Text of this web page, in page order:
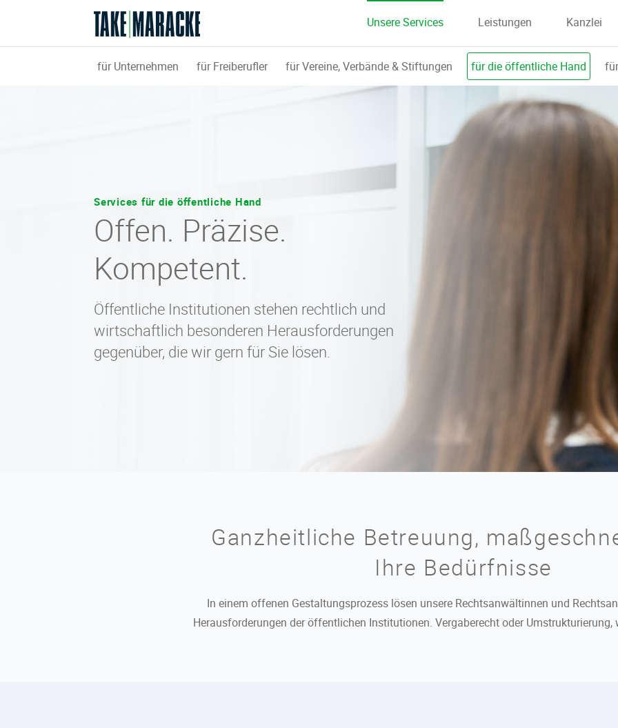
Unsere Services Leistungen Kanzlei
für Unternehmen für Freiberufler für Vereine, Verbände & Stiftungen für die öffentliche Hand
Services für die öffentliche Hand
Offen. Präzise.
Kompetent.
Öffentliche Institutionen stehen rechtlich und
wirtschaftlich besonderen Herausforderungen
gegenüber, die wir gern für Sie lösen.
Ganzheitliche Betreuung,
Ihre Bedürfnisse
In einem offenen Gestaltungsprozess lösen unsere Rechtsanwältinnen und
Herausforderungen der öffentlichen Institutionen. Vergaberecht oder Umstrukturierung,